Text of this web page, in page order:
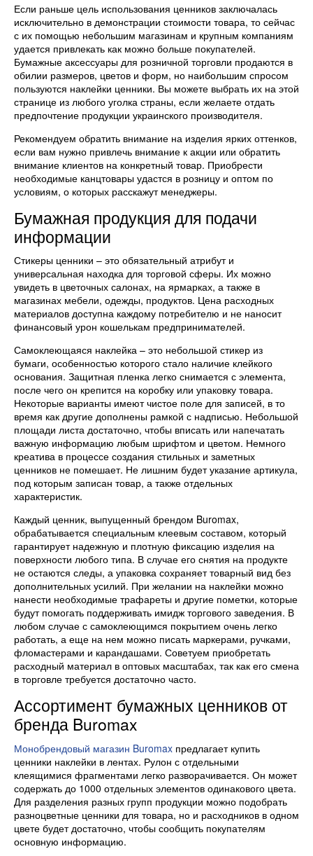
Если раньше цель использования ценников заключалась
исключительно в демонстрации стоимости товара, то сейчас
с их помощью небольшим магазинам и крупным компаниям
удается привлекать как можно больше покупателей.
Бумажные аксессуары для розничной торговли продаются в
обилии размеров, цветов и форм, но наибольшим спросом
пользуются наклейки ценники. Вы можете выбрать их на этой
странице из любого уголка страны, если желаете отдать
предпочтение продукции украинского производителя.
Рекомендуем обратить внимание на изделия ярких оттенков,
если вам нужно привлечь внимание к акции или обратить
внимание клиентов на конкретный товар. Приобрести
необходимые канцтовары удастся в розницу и оптом по
условиям, о которых расскажут менеджеры.
Бумажная продукция для подачи
информации
Стикеры ценники – это обязательный атрибут и
универсальная находка для торговой сферы. Их можно
увидеть в цветочных салонах, на ярмарках, а также в
магазинах мебели, одежды, продуктов. Цена расходных
материалов доступна каждому потребителю и не наносит
финансовый урон кошелькам предпринимателей.
Самоклеющаяся наклейка – это небольшой стикер из
бумаги, особенностью которого стало наличие клейкого
основания. Защитная пленка легко снимается с элемента,
после чего он крепится на коробку или упаковку товара.
Некоторые варианты имеют чистое поле для записей, в то
время как другие дополнены рамкой с надписью. Небольшой
площади листа достаточно, чтобы вписать или напечатать
важную информацию любым шрифтом и цветом. Немного
креатива в процессе создания стильных и заметных
ценников не помешает. Не лишним будет указание артикула,
под которым записан товар, а также отдельных
характеристик.
Каждый ценник, выпущенный брендом Buromax,
обрабатывается специальным клеевым составом, который
гарантирует надежную и плотную фиксацию изделия на
поверхности любого типа. В случае его снятия на продукте
не остаются следы, а упаковка сохраняет товарный вид без
дополнительных усилий. При желании на наклейки можно
нанести необходимые трафареты и другие пометки, которые
будут помогать поддерживать имидж торгового заведения. В
любом случае с самоклеющимся покрытием очень легко
работать, а еще на нем можно писать маркерами, ручками,
фломастерами и карандашами. Советуем приобретать
расходный материал в оптовых масштабах, так как его смена
в торговле требуется достаточно часто.
Ассортимент бумажных ценников от
бренда Buromax
Монобрендовый магазин Buromax предлагает купить
ценники наклейки в лентах. Рулон с отдельными
клеящимися фрагментами легко разворачивается. Он может
содержать до 1000 отдельных элементов одинакового цвета.
Для разделения разных групп продукции можно подобрать
разноцветные ценники для товара, но и расходников в одном
цвете будет достаточно, чтобы сообщить покупателям
основную информацию.